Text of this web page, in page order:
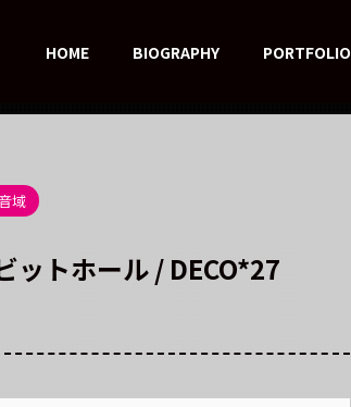
HOME BIOGRAPHY PORTFOLIO
域
ットホール / DECO*27